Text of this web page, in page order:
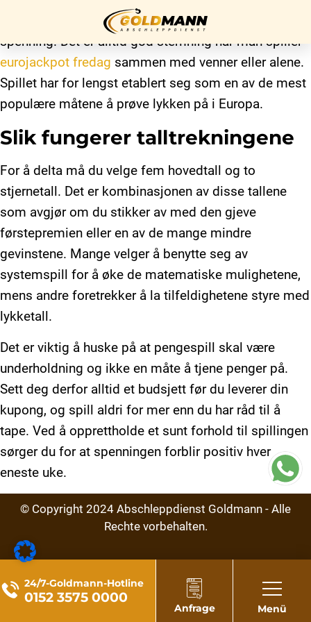
Mange nordmenn ser frem til ukens høydepunkt med
spenning. Det er alltid god stemning når man spiller
eurojackpot fredag sammen med venner eller alene.
Spillet har for lengst etablert seg som en av de mest
populære måtene å prøve lykken på i Europa.
Slik fungerer talltrekningene
For å delta må du velge fem hovedtall og to
stjernetall. Det er kombinasjonen av disse tallene
som avgjør om du stikker av med den gjeve
førstepremien eller en av de mange mindre
gevinstene. Mange velger å benytte seg av
systemspill for å øke de matematiske mulighetene,
mens andre foretrekker å la tilfeldighetene styre med
lykketall.
Det er viktig å huske på at pengespill skal være
underholdning og ikke en måte å tjene penger på.
Sett deg derfor alltid et budsjett før du leverer din
kupong, og spill aldri for mer enn du har råd til å
tape. Ved å opprettholde et sunt forhold til spillingen
sørger du for at spenningen forblir positiv hver
eneste uke.
© Copyright 2024 Abschleppdienst Goldmann - Alle
Rechte vorbehalten.
24/7-Goldmann-Hotline
0152 3575 0000
Anfrage Menü
Startseite
Über uns
Unser
Kontakt
Impressum
Datenschutz